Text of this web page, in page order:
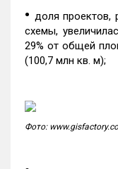
• доля проектов,
схемы,
29% от общей
(100,7 млн кв. м);
Фото: